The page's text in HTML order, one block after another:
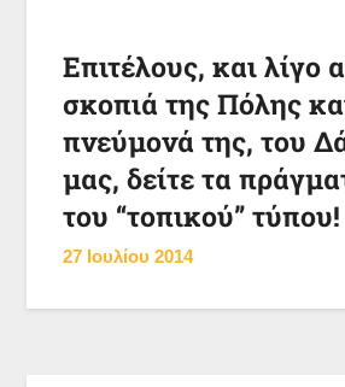
Επιτέλους, και λίγο
σκοπιά της Πόλης
πνεύμονά της, του
μας, δείτε τα
του “τοπικού” τύπου!
27 Ιουλίου 2014